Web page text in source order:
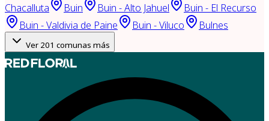
Chacalluta
Buin Buin - Alto Jahuel
Buin - El Recurso
Buin - Valdivia de Paine
Buin - Viluco Bulnes
Ver 201 comunas más